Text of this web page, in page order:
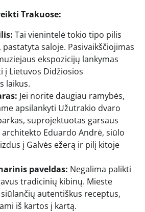
Trakuose:
Tai vienintelė tokio tipo pilis
pastatyta saloje. Pasivaikščiojimas
ekspozicijų lankymas
į Lietuvos Didžiosios
laikus.
Jei norite daugiau ramybės,
apsilankyti Užutrakio dvaro
suprojektuotas garsaus
Eduardo Andrė, siūlo
į Galvės ežerą ir pilį kitoje
paveldas: Negalima palikti
tradicinių kibinų. Mieste
autentiškus receptus,
iš kartos į kartą.